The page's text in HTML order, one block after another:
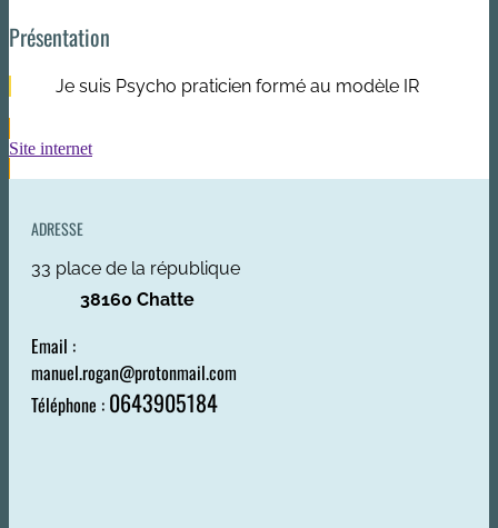
Présentation
Je suis Psycho praticien formé au modèle IR
Site internet
ADRESSE
33 place de la république
38160 Chatte
Email :
manuel.rogan@protonmail.com
Téléphone : 0643905184